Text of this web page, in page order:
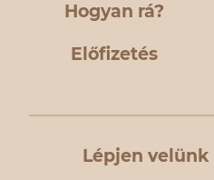
Hogyan rá?
Előfizetés
Lépjen